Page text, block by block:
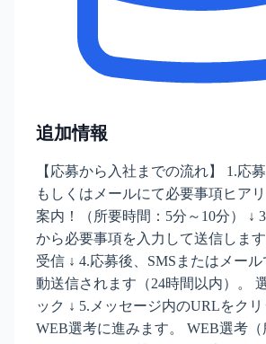
追加情報
【応募から入社までの流れ】 1.応
もしくはメールにて必要事項ヒア
案内！（所要時間：5分～10分） ↓
から必要事項を入力して送信しま
受信 ↓ 4.応募後、SMSまたはメー
動送信されます（24時間以内）。
ック ↓ 5.メッセージ内のURLをクリ
WEB選考に進みます。 WEB選考